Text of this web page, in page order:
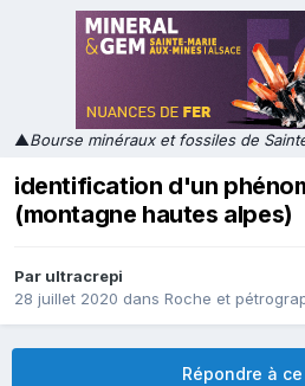
▲Bourse minéraux et fossiles de
identification d'un
(montagne hautes alpes)
Par ultracrepi
28 juillet 2020 dans Roche et
Répondre à